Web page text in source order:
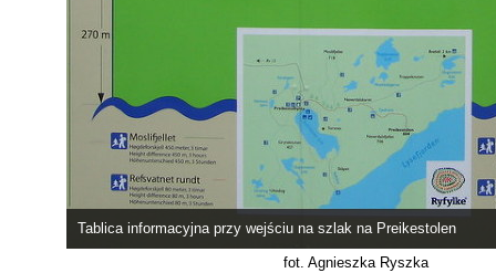
Tablica informacyjna przy wejściu na szlak na Preikestolen
fot. Agnieszka Ryszka